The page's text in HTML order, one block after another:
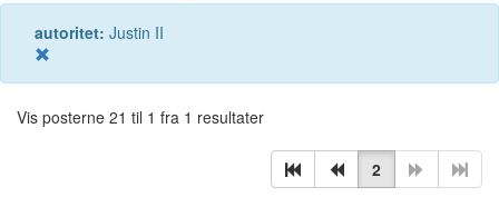
autoritet: Justin II
Vis posterne 21 til 1 fra 1 resultater
2